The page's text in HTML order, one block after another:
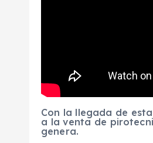
Con la llegada de
a la venta de
genera.